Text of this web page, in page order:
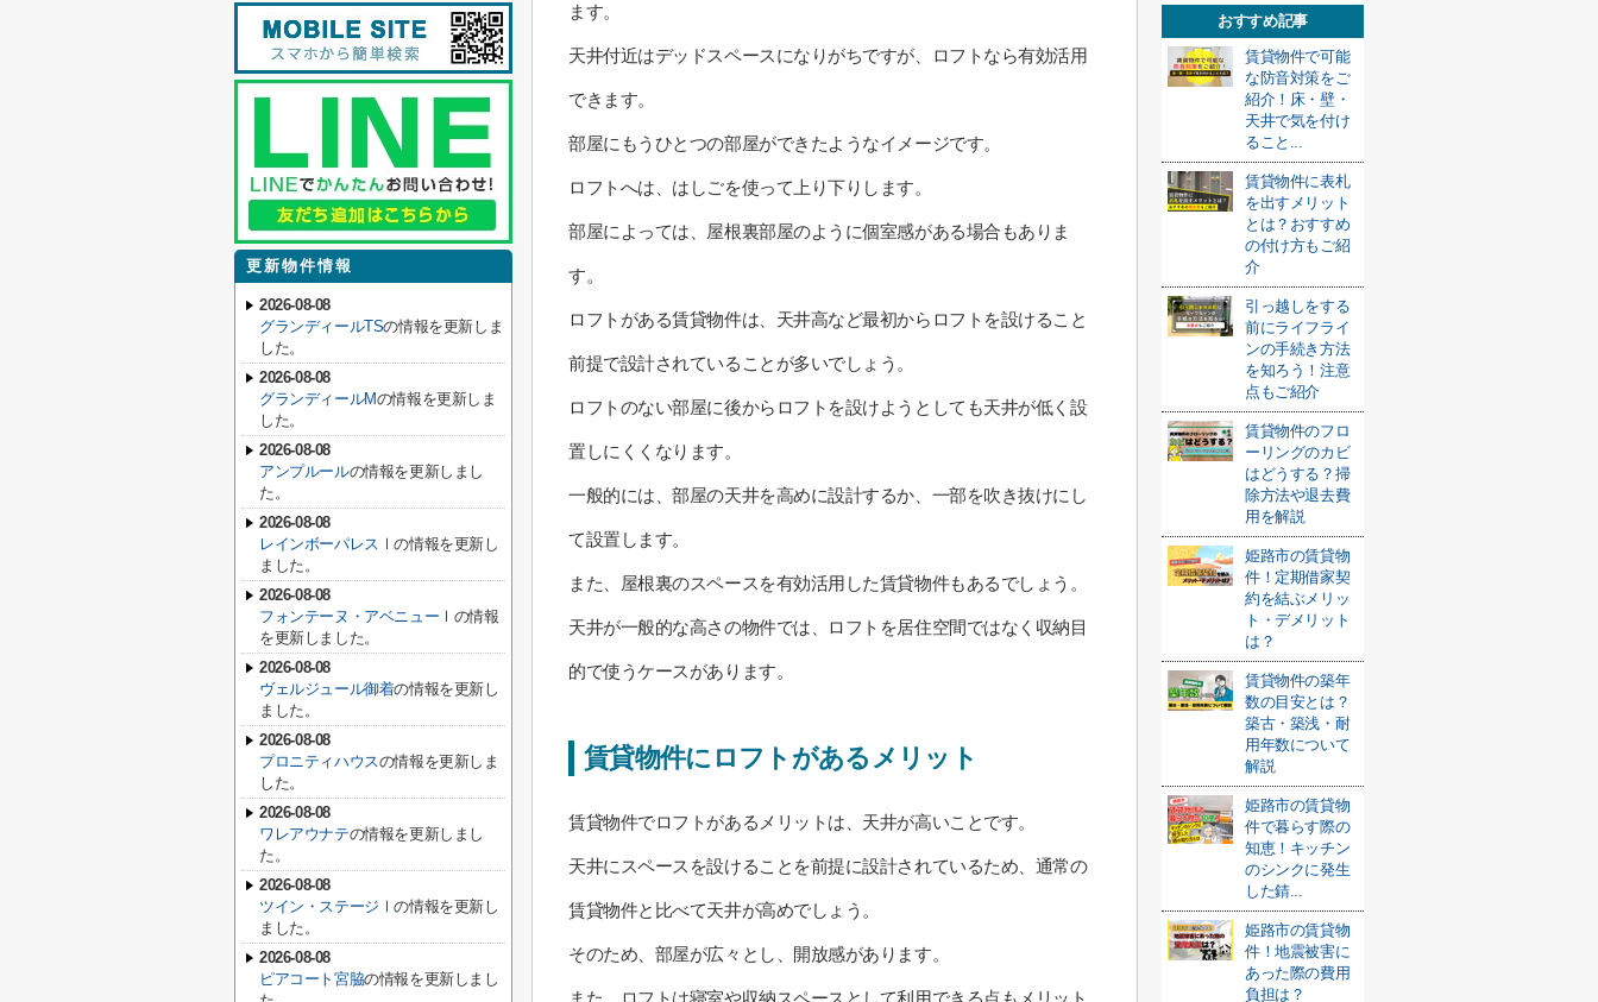
ます。
天井付近はデッドスペースになりがちですが、ロフトなら有効活用
できます。
部屋にもうひとつの部屋ができたようなイメージです。
ロフトへは、はしごを使って上り下りします。
部屋によっては、屋根裏部屋のように個室感がある場合もありま
す。
ロフトがある賃貸物件は、天井高など最初からロフトを設けること
前提で設計されていることが多いでしょう。
ロフトのない部屋に後からロフトを設けようとしても天井が低く設
置しにくくなります。
一般的には、部屋の天井を高めに設計するか、一部を吹き抜けにし
て設置します。
また、屋根裏のスペースを有効活用した賃貸物件もあるでしょう。
天井が一般的な高さの物件では、ロフトを居住空間ではなく収納目
的で使うケースがあります。
賃貸物件にロフトがあるメリット
賃貸物件でロフトがあるメリットは、天井が高いことです。
天井にスペースを設けることを前提に設計されているため、通常の
賃貸物件と比べて天井が高めでしょう。
そのため、部屋が広々とし、開放感があります。
おすすめ記事
賃貸物件で可能
な防音対策をご
紹介！床・壁・
天井で気を付け
ること...
賃貸物件に表札
を出すメリット
とは？おすすめ
の付け方もご紹
介
引っ越しをする
前にライフライ
ンの手続き方法
を知ろう！注意
点もご紹介
賃貸物件のフロ
ーリングのカビ
はどうする？掃
除方法や退去費
用を解説
姫路市の賃貸物
件！定期借家契
約を結ぶメリッ
ト・デメリット
は？
賃貸物件の築年
数の目安とは？
築古・築浅・耐
用年数について
解説
姫路市の賃貸物
件で暮らす際の
知恵！キッチン
のシンクに発生
した錆...
姫路市の賃貸物
件！地震被害に
あった際の費用
負担は？
更新物件情報
2026-08-08
グランディールTSの情報を更新しま
した。
2026-08-08
グランディールMの情報を更新しま
した。
2026-08-08
アンプルールの情報を更新しまし
た。
2026-08-08
レインボーパレスⅠの情報を更新し
ました。
2026-08-08
フォンテーヌ・アベニューⅠ の情報
を更新しました。
2026-08-08
ヴェルジュール御着の情報を更新し
ました。
2026-08-08
プロニティハウスの情報を更新しま
した。
2026-08-08
ワレアウナテの情報を更新しまし
た。
2026-08-08
ツイン・ステージⅠの情報を更新し
ました。
2026-08-08
ピアコート宮脇の情報を更新しまし